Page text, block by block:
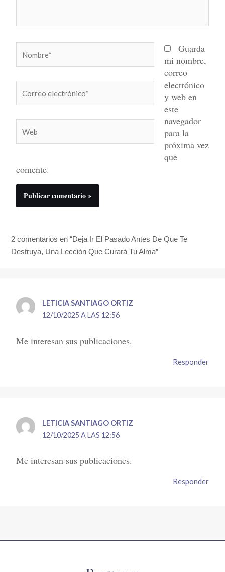
electrónico*
Guarda
mi nombre,
correo
electrónico
y web en
este
navegador
para la
próxima vez
que
comente.
2 comentarios en “Deja Ir El Pasado Antes De Que Te
Destruya, Una Lección Que Curará Tu Alma”
LETICIA SANTIAGO ORTIZ
12/10/2025 A LAS 12:56
Me interesan sus publicaciones.
Responder
LETICIA SANTIAGO ORTIZ
12/10/2025 A LAS 12:56
Me interesan sus publicaciones.
Responder